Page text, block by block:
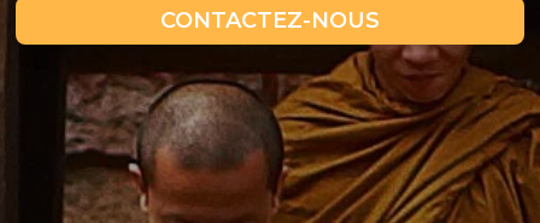
CONTACTEZ-NOUS